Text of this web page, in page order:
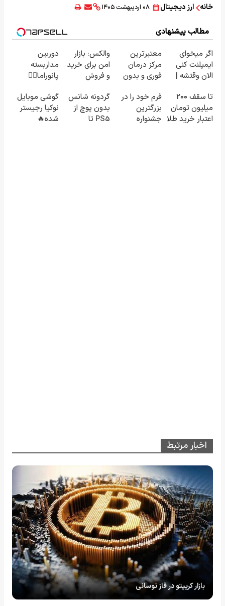
خانه ارز دیجیتال ۰۸ اردیبهشت ۱۴۰۵
مطالب پیشنهادی
اگر میخوای
ایمپلنت کنی
الان وقتشه |
میلیون
تومان!!!
معتبرترین
مرکز درمان
فوری و بدون
در ۳۰ دقیقه
والکس: بازار
امن برای خرید
و فروش
دیجیتال
دوربین
مداربسته
پانوراما👈🏻
360°و سازگار
با اندروید و
ios
تا سقف 2۰۰
میلیون تومان
اعتبار خرید طلا
فرم خود را در
بزرگترین
جشنواره
گردونه شانس
بدون پوچ از
PS5 تا
گوشی موبایل
نوکیا رجیستر
شده🔥
اخبار مرتبط
بازار کریپتو در فاز نوسانی